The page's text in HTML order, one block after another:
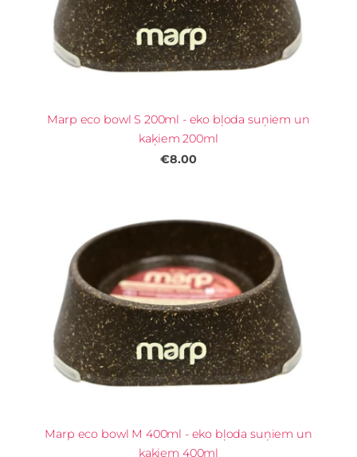
Marp eco bowl S 200ml - eko bļoda suņiem un
kaķiem 200ml
€8.00
Marp eco bowl M 400ml - eko bļoda suņiem un
kaķiem 400ml